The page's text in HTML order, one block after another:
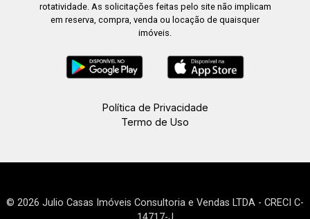
rotatividade. As solicitações feitas pelo site não implicam
em reserva, compra, venda ou locação de quaisquer
imóveis.
Política de Privacidade
Termo de Uso
© 2026 Julio Casas Imóveis Consultoria e Vendas LTDA - CRECI C-